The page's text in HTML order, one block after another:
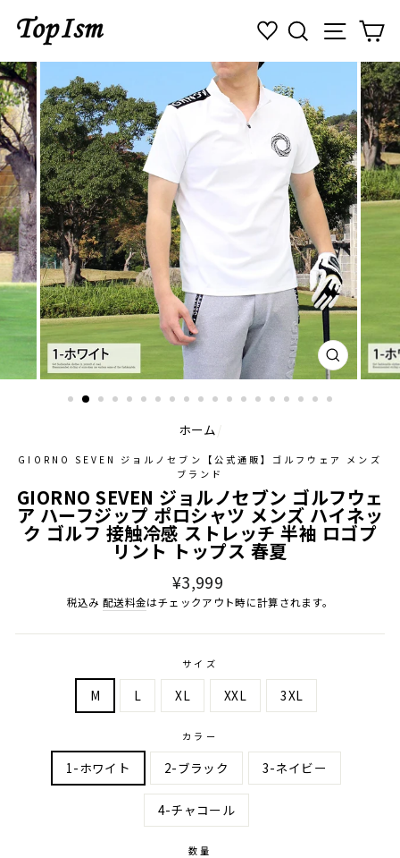
ン
ツ
に
ス
キ
ッ
プ
す
る
検索 ナビ
閉
じ
ホーム/
GIORNO SEVEN ジョルノセブン【公式通販】ゴルフウェア メンズ
ブランド
GIORNO SEVEN ジョルノセブン ゴルフウェ
ア ハーフジップ ポロシャツ メンズ ハイネッ
ク ゴルフ 接触冷感 ストレッチ 半袖 ロゴプ
リント トップス 春夏
通
常
格
¥3,999
税込み配送料金はチェックアウト時に計算されます。
サイズ
M L XL XXL 3XL
カラー
1-ホワイト 2-ブラック 3-ネイビー
4-チャコール
数量